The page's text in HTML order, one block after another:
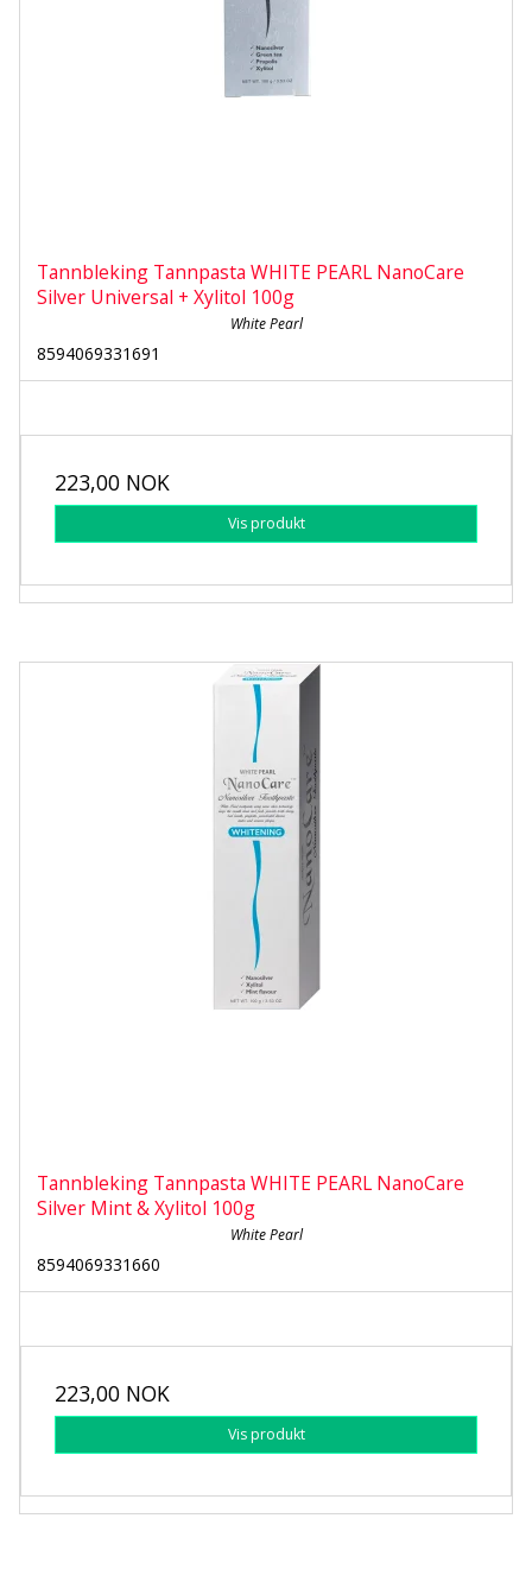
Tannbleking Tannpasta WHITE PEARL NanoCare
Silver Universal + Xylitol 100g
White Pearl
8594069331691
223,00 NOK
Vis produkt
Tannbleking Tannpasta WHITE PEARL NanoCare
Silver Mint & Xylitol 100g
White Pearl
8594069331660
223,00 NOK
Vis produkt